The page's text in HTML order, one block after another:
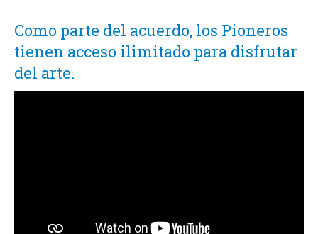
Como parte del acuerdo, los Pioneros
tienen acceso ilimitado para disfrutar
del arte.